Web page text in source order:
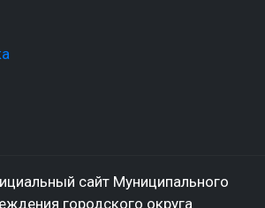
сайт Муниципального
городского округа